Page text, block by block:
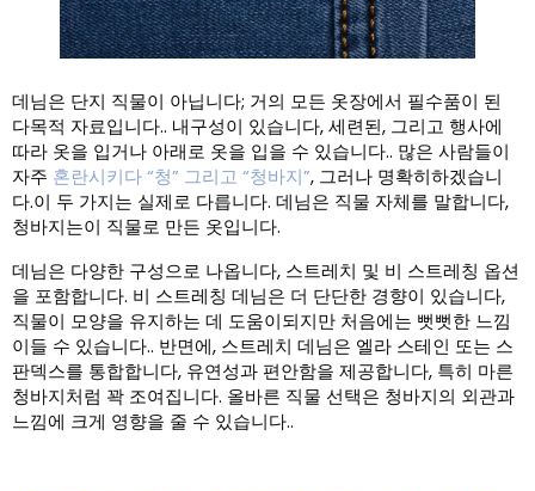
데님은 단지 직물이 아닙니다; 거의 모든 옷장에서 필수품이 된
다목적 자료입니다.. 내구성이 있습니다, 세련된, 그리고 행사에
따라 옷을 입거나 아래로 옷을 입을 수 있습니다.. 많은 사람들이
자주 혼란시키다 “청” 그리고 “청바지”, 그러나 명확히하겠습니
다.이 두 가지는 실제로 다릅니다. 데님은 직물 자체를 말합니다,
청바지는이 직물로 만든 옷입니다.
데님은 다양한 구성으로 나옵니다, 스트레치 및 비 스트레칭 옵션
을 포함합니다. 비 스트레칭 데님은 더 단단한 경향이 있습니다,
직물이 모양을 유지하는 데 도움이되지만 처음에는 뻣뻣한 느낌
이들 수 있습니다.. 반면에, 스트레치 데님은 엘라 스테인 또는 스
판덱스를 통합합니다, 유연성과 편안함을 제공합니다, 특히 마른
청바지처럼 꽉 조여집니다. 올바른 직물 선택은 청바지의 외관과
느낌에 크게 영향을 줄 수 있습니다..